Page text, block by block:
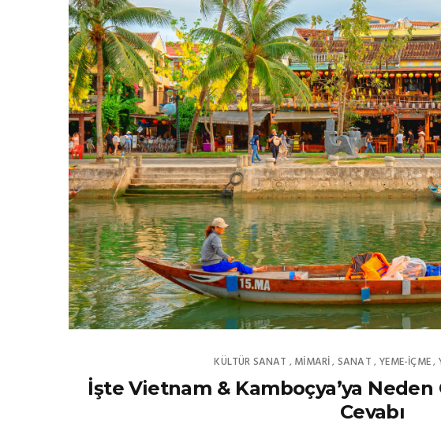
KÜLTÜR SANAT , MIMARI, SANAT , YEME-İÇME,
İşte Vietnam & Kamboçya’ya
Cevabı